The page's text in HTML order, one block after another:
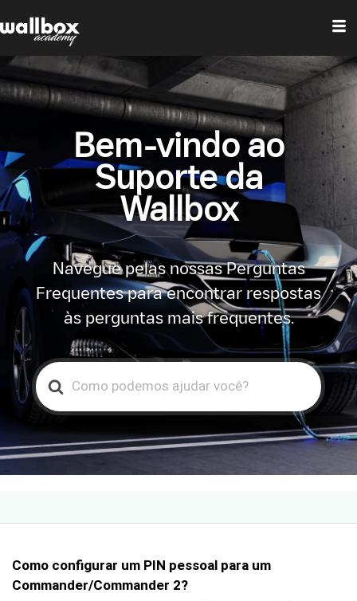
Bem-vindo ao
Suporte da
Wallbox
Navegue pelas nossas Perguntas
Frequentes para encontrar respostas
às perguntas mais frequentes.
Search
For
Como configurar um PIN pessoal para um
Commander/Commander 2?